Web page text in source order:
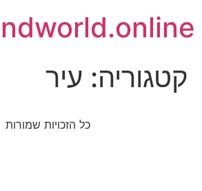
קטגוריה: עיר
כל הזכויות שמורות